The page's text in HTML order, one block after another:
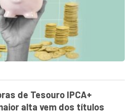
de Tesouro IPCA+
alta vem dos títulos